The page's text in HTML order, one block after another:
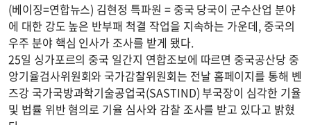
(베이징=연합뉴스) 김현정 특파원 = 중국 당국이 군수산업 분야
에 대한 강도 높은 반부패 척결 작업을 지속하는 가운데, 중국의
우주 분야 핵심 인사가 조사를 받게 됐다.
25일 싱가포르의 중국 일간지 연합조보에 따르면 중국공산당 중
앙기율검사위원회와 국가감찰위원회는 전날 홈페이지를 통해 볜
즈강 국가국방과학기술공업국(SASTIND) 부국장이 심각한 기율
및 법률 위반 혐의로 기율 심사와 감찰 조사를 받고 있다고 밝혔